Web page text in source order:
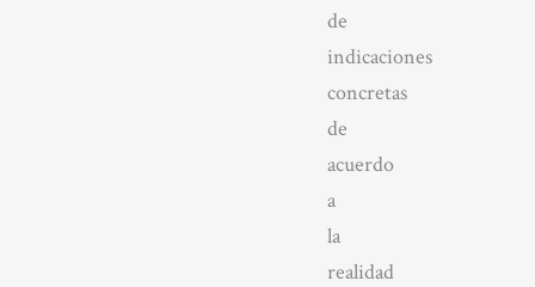
de
indicaciones
concretas
de
acuerdo
a
la
realidad